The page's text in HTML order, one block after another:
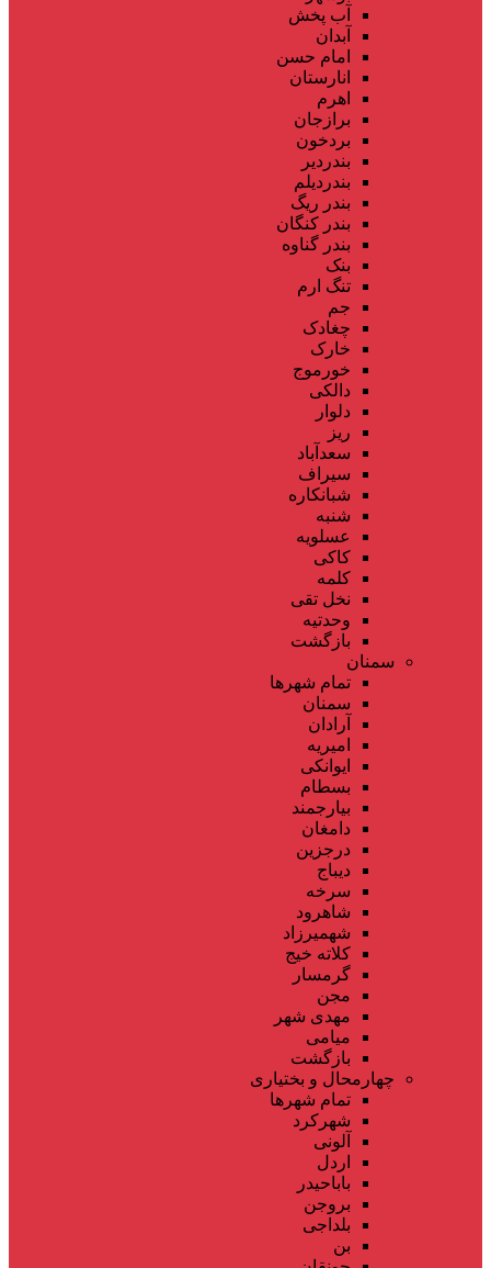
آب پخش
آبدان
امام حسن
انارستان
اهرم
برازجان
بردخون
بندردیر
بندردیلم
بندر ریگ
بندر کنگان
بندر گناوه
بنک
تنگ ارم
جم
چغادک
خارک
خورموج
دالکی
دلوار
ریز
سعدآباد
سیراف
شبانکاره
شنبه
عسلویه
کاکی
کلمه
نخل تقی
وحدتیه
بازگشت
سمنان
تمام شهر‌ها
سمنان
آرادان
امیریه
ایوانکی
بسطام
بیارجمند
دامغان
درجزین
دیباج
سرخه
شاهرود
شهمیرزاد
کلاته خیج
گرمسار
مجن
مهدی شهر
میامی
بازگشت
چهارمحال و بختیاری
تمام شهر‌ها
شهرکرد
آلونی
اردل
باباحیدر
بروجن
بلداجی
بن